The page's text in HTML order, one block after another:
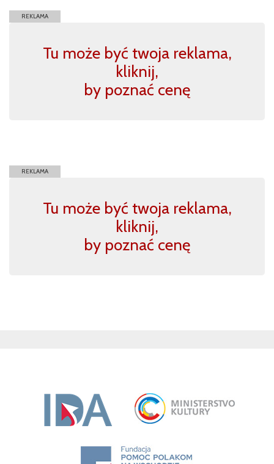
REKLAMA
Tu może być twoja reklama,
kliknij,
by poznać cenę
REKLAMA
Tu może być twoja reklama,
kliknij,
by poznać cenę